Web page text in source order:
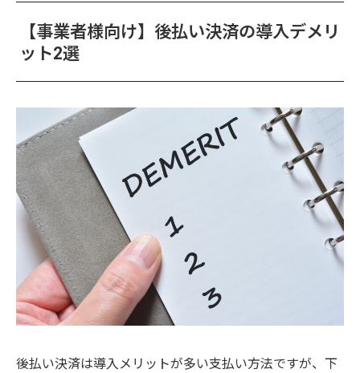
【事業者様向け】後払い決済の導入デメリ
ット2選
後払い決済は導入メリットが多い支払い方法ですが、下